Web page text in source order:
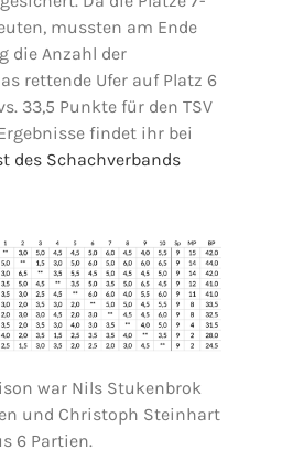
mussten am Ende
die Anzahl der
rettende Ufer auf Platz 6
33,5 Punkte für den TSV
findet ihr bei
des Schachverbands
war Nils Stukenbrok
und Christoph Steinhart
6 Partien.